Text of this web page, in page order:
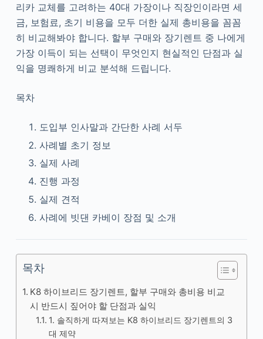
리카 교체를 고려하는 40대 가장이나 직장인이라면 세
금, 보험료, 초기 비용을 모두 더한 실제 총비용을 꼼꼼
히 비교해봐야 합니다. 할부 구매와 장기렌트 중 나에게
가장 이득이 되는 선택이 무엇인지 현실적인 단점과 실
익을 명쾌하게 비교 분석해 드립니다.
목차
도입부 인사말과 간단한 사례 서두
사례별 초기 정보
실제 사례
진행 과정
실제 견적
사례에 빗댄 카베이 장점 및 소개
목차
K8 하이브리드 장기렌트, 할부 구매와 총비용 비교
시 반드시 짚어야 할 단점과 실익
1. 솔직하게 따져보는 K8 하이브리드 장기렌트의 3
대 제약